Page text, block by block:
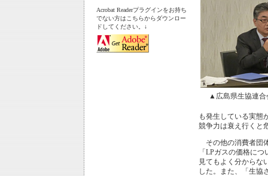
Acrobat Readerプラグインをお持ち
でない方はこちらからダウンロー
ドしてください。↓
▲広島県生協連
も発生している実態
競争力は衰え行くと
その他の消費者団
「LPガスの価格に
見てもよく分からな
した。また、「生協